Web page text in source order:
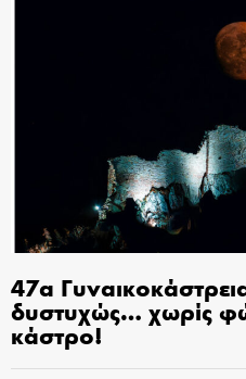
47α
δυστυχώς… χωρίς
κάστρο!